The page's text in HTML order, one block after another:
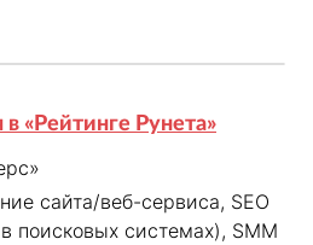
в «Рейтинге Рунета»
сайта/веб-сервиса, SEO
поисковых системах), SMM